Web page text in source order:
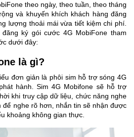
theo ngày, theo tuần, theo tháng
và khuyến khích khách hàng đăng
lượng thoải mái vừa tiết kiệm chi phí.
ký gói cước 4G MobiFone tham
dưới đây:
là gì?
đơn giản là phôi sim hỗ trợ sóng 4G
hành. Sim 4G Mobifone sẽ hỗ trợ
khi truy cập dữ liệu, chức năng nghe
để nghe rõ hơn, nhắn tin sẽ nhận được
khoảng không gian thực.